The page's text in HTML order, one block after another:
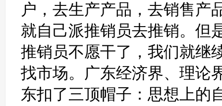
户，去生产产品，去销售产
就自己派推销员去推销。但
推销员不愿干了，我们就继
找市场。广东经济界、理论
东扣了三顶帽子：思想上的